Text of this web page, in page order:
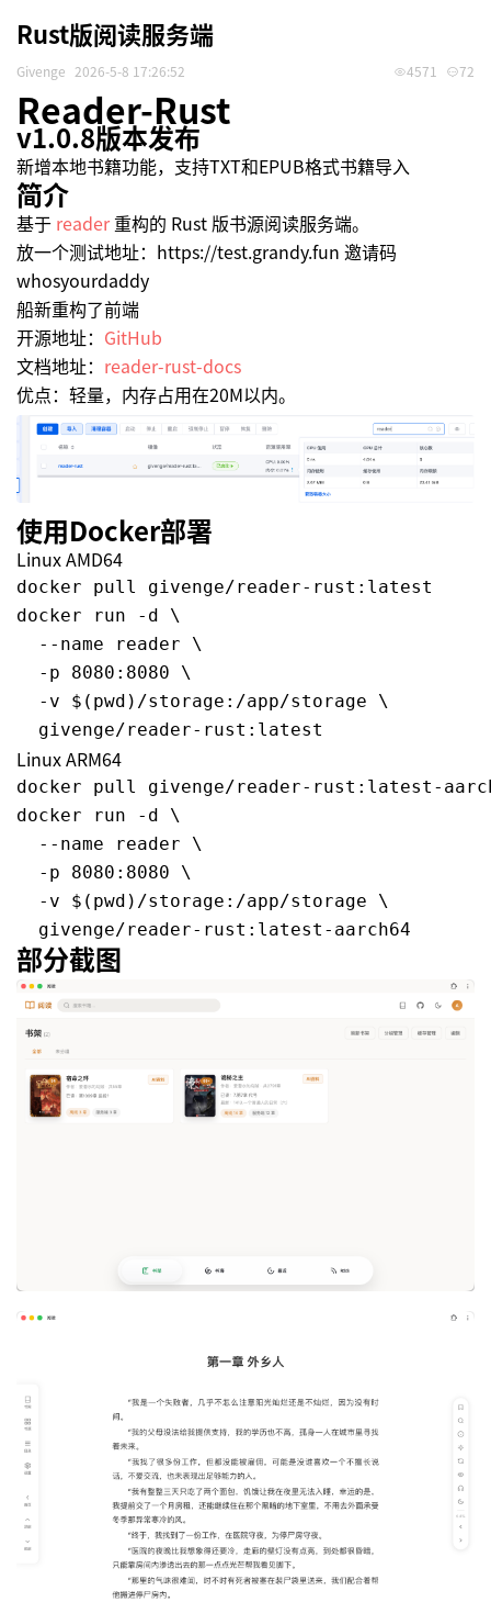
Rust版阅读服务端
Givenge 2026-5-8 17:26:52 4571 72
Reader-Rust
v1.0.8版本发布
新增本地书籍功能，支持TXT和EPUB格式书籍导入
简介
基于 reader 重构的 Rust 版书源阅读服务端。
放一个测试地址：https://test.grandy.fun 邀请码
whosyourdaddy
船新重构了前端
开源地址： GitHub
文档地址： reader-rust-docs
优点：轻量，内存占用在20M以内。
使用Docker部署
Linux AMD64
docker pull givenge/reader-rust:latest
docker run -d \
  --name reader \
  -p 8080:8080 \
  -v $(pwd)/storage:/app/storage \
Linux ARM64
docker pull givenge/reader-rust:latest-
docker run -d \
  --name reader \
  -p 8080:8080 \
  -v $(pwd)/storage:/app/storage \
部分截图